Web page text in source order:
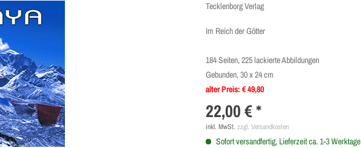
Tecklenborg Verlag
Im Reich der Götter
184 Seiten, 225 lackierte Abbildungen
Gebunden, 30 x 24 cm
alter Preis: € 49,80
22,00 € *
inkl. MwSt.zzgl. Versandkosten
Sofort versandfertig, Lieferzeit ca. 1-3 Werktage